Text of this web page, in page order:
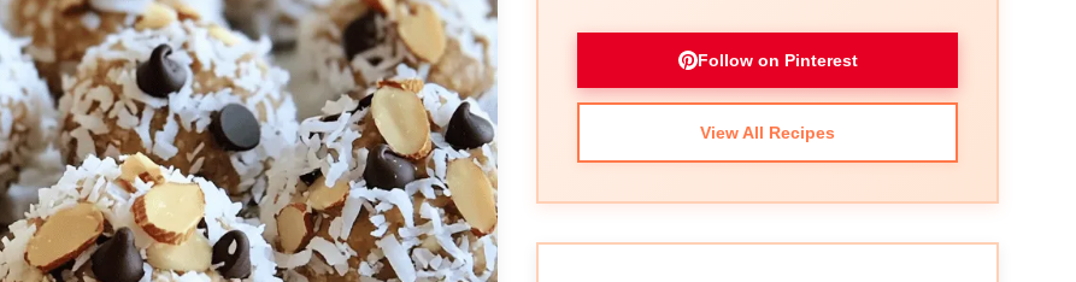
Follow on Pinterest
View All Recipes